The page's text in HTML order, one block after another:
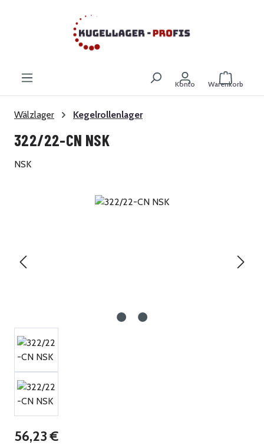
Zum Hauptinhalt springen
Konto Warenkorb
Wälzlager Kegelrollenlager
322/22-CN NSK
NSK
Bildergalerie überspringen
Regulärer Preis:
56,23 €